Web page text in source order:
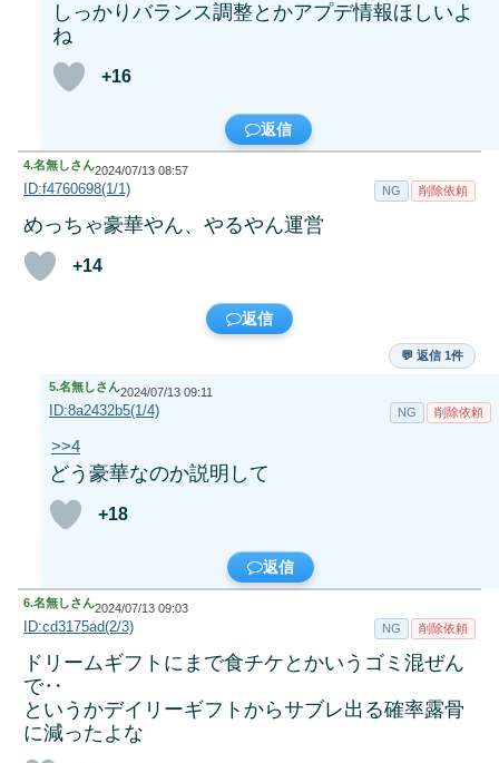
しっかりバランス調整とかアプデ情報ほしいよ
ね
+16
返信
4.名無しさん2024/07/13 08:57
ID:f4760698(1/1) NG 削除依頼
めっちゃ豪華やん、やるやん運営
+14
返信
💬 返信 1件
5.名無しさん2024/07/13 09:11
ID:8a2432b5(1/4) NG 削除依頼
>>4
どう豪華なのか説明して
+18
返信
6.名無しさん2024/07/13 09:03
ID:cd3175ad(2/3) NG 削除依頼
ドリームギフトにまで食チケとかいうゴミ混ぜん
で‥
というかデイリーギフトからサブレ出る確率露骨
に減ったよな